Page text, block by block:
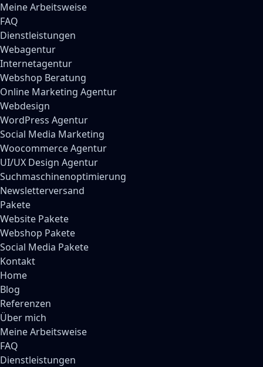
Meine Arbeitsweise
FAQ
Dienstleistungen
Webagentur
Internetagentur
Webshop Beratung
Online Marketing Agentur
Webdesign
WordPress Agentur
Social Media Marketing
Woocommerce Agentur
UI/UX Design Agentur
Suchmaschinenoptimierung
Newsletterversand
Pakete
Website Pakete
Webshop Pakete
Social Media Pakete
Kontakt
Home
Blog
Referenzen
Über mich
Meine Arbeitsweise
FAQ
Dienstleistungen